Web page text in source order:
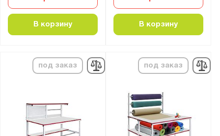
В корзину В корзину
под заказ под заказ